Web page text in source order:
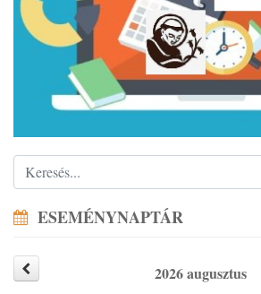
ESEMÉNYNAPTÁR
2026 augusztus